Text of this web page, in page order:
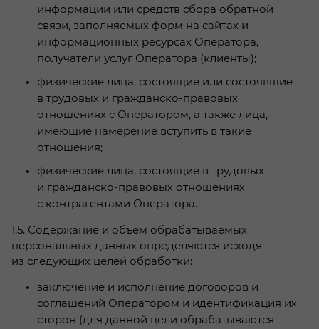
информации или средств сбора обратной
связи, заполняемых форм на сайтах и
информационных ресурсах Оператора,
получатели услуг Оператора (клиенты);
физические лица, состоящие или состоявшие
в трудовых и гражданско-правовых
отношениях с Оператором, а также лица,
имеющие намерение вступить в такие
отношения;
физические лица, состоящие в трудовых
и гражданско-правовых отношениях
с контрагентами Оператора.
1.5. Содержание и объем обрабатываемых
персональных данных определяются исходя
из следующих целей обработки:
заключение и исполнение договоров и
соглашений Оператором и идентификация их
сторон (для данной цели обрабатываются